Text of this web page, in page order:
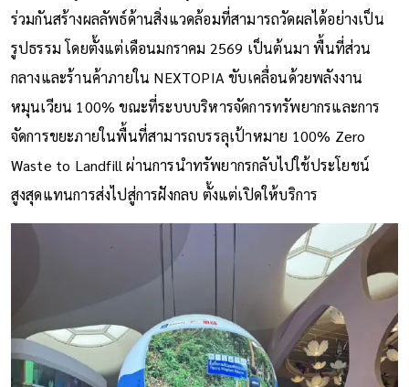
ร่วมกันสร้างผลลัพธ์ด้านสิ่งแวดล้อมที่สามารถวัดผลได้อย่างเป็น
รูปธรรม โดยตั้งแต่เดือนมกราคม 2569 เป็นต้นมา พื้นที่ส่วน
กลางและร้านค้าภายใน NEXTOPIA ขับเคลื่อนด้วยพลังงาน
หมุนเวียน 100% ขณะที่ระบบบริหารจัดการทรัพยากรและการ
จัดการขยะภายในพื้นที่สามารถบรรลุเป้าหมาย 100% Zero
Waste to Landfill ผ่านการนำทรัพยากรกลับไปใช้ประโยชน์
สูงสุดแทนการส่งไปสู่การฝังกลบ ตั้งแต่เปิดให้บริการ